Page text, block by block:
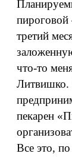
третий
что-то
Литвишко.
пекарен
Все это,